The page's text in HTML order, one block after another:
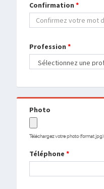
Confirmation *
Profession *
Photo
Téléchargez votre photo (format jpg)
Téléphone *